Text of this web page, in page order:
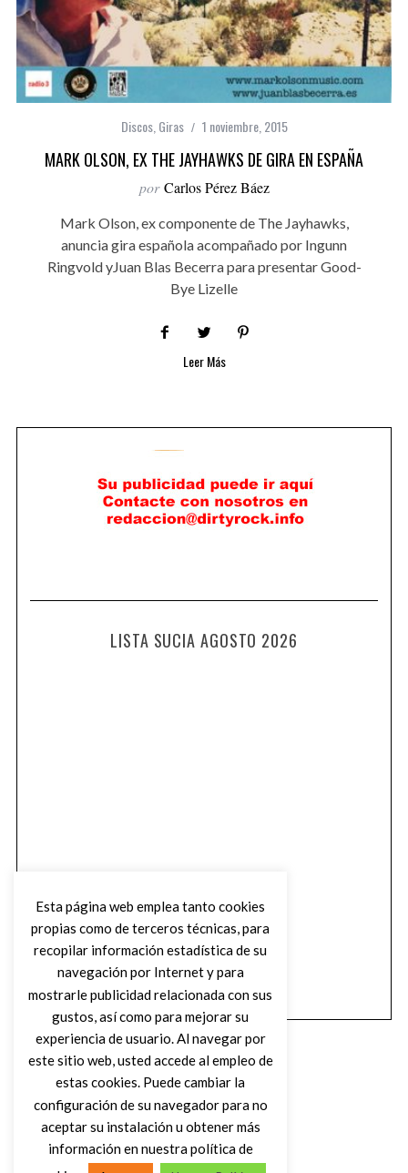
Discos,Giras 1 noviembre, 2015
MARK OLSON, EX THE JAYHAWKS DE GIRA EN ESPAÑA
por Carlos Pérez Báez
Mark Olson, ex componente de The Jayhawks,
anuncia gira española acompañado por Ingunn
Ringvold yJuan Blas Becerra para presentar Good-
Bye Lizelle
Leer Más
LISTA SUCIA AGOSTO 2026
Esta página web emplea tanto cookies
propias como de terceros técnicas, para
recopilar información estadística de su
navegación por Internet y para
mostrarle publicidad relacionada con sus
gustos, así como para mejorar su
experiencia de usuario. Al navegar por
este sitio web, usted accede al empleo de
estas cookies. Puede cambiar la
configuración de su navegador para no
aceptar su instalación u obtener más
información en nuestra política de